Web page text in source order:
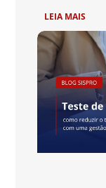
LEIA MAIS